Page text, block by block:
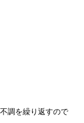
調を繰り返すので